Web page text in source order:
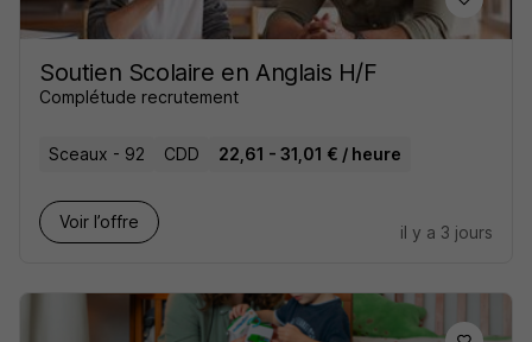
Soutien Scolaire en Anglais H/F
Complétude recrutement
Sceaux - 92 CDD 22,61 - 31,01 € / heure
Voir l’offre
il y a 3 jours